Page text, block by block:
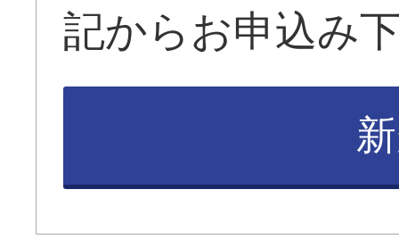
記からお申込み